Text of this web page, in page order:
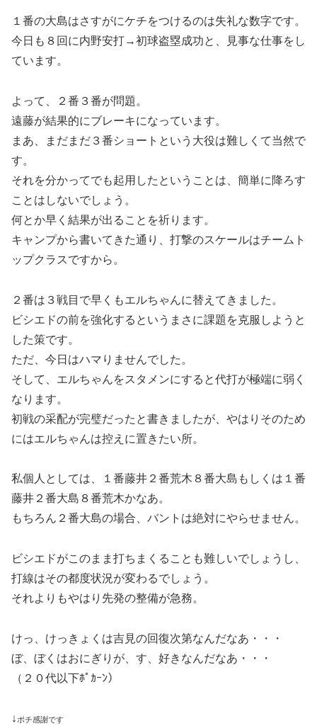
１番の大島はさすがにケチをつけるのは失礼な数字です。
今日も８回に内野安打→初球盗塁成功と、見事な仕事をし
ています。
よって、２番３番が問題。
遠藤が結果的にブレーキになっています。
まあ、まだまだ３番ショートという大役は難しくて当然で
す。
それを分かってでも起用したということは、簡単に降ろす
ことはしないでしょう。
何とか早く結果が出ることを祈ります。
キャンプから書いてきた通り、打撃のスケールはチームト
ップクラスですから。
２番は３戦目で早くもエルちゃんに替えてきました。
ビシエドの前を強化するというまさに課題を克服しようと
した策です。
ただ、今日はハマりませんでした。
そして、エルちゃんをスタメンにすると代打が極端に弱く
なります。
初戦の采配が完璧だったと書きましたが、やはりそのため
にはエルちゃんは控えに置きたい所。
私個人としては、１番藤井２番荒木８番大島もしくは１番
藤井２番大島８番荒木かなあ。
もちろん２番大島の場合、バントは絶対にやらせません。
ビシエドがこのまま打ちまくることも難しいでしょうし、
打線はその都度状況が変わるでしょう。
それよりもやはり先発の整備が急務。
けっ、けっきょくは吉見の回復次第なんだなあ・・・
ぼ、ぼくはおにぎりが、す、好きなんだなあ・・・
（２０代以下ﾎﾟｶｰﾝ）
↓ ポチ感謝です